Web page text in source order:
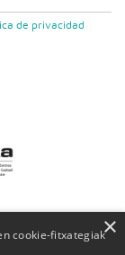
de privacidad
cookie-fitxategiak×